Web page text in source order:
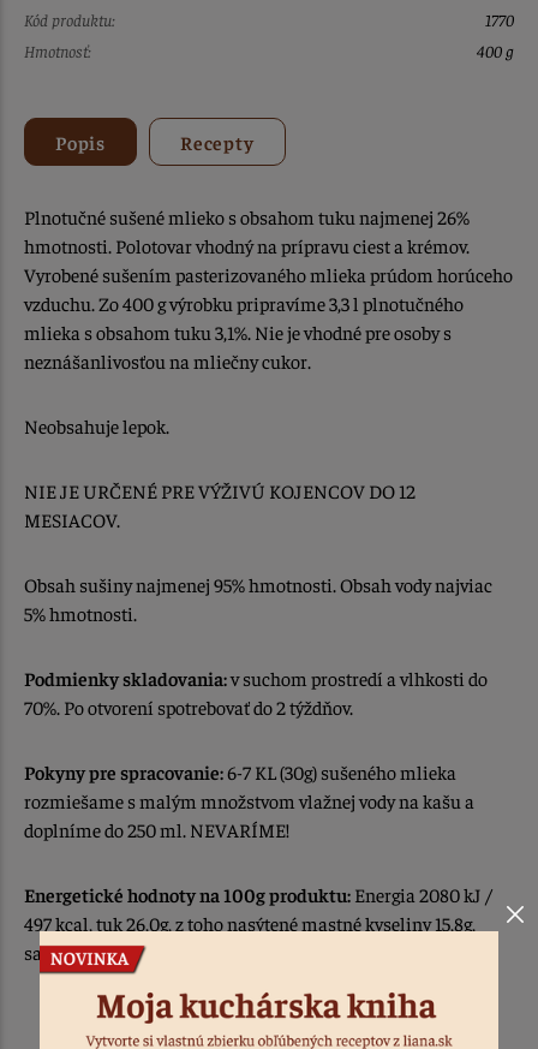
Kód produktu:
1770
Hmotnosť:
400 g
Popis Recepty
Plnotučné sušené mlieko s obsahom tuku najmenej 26%
hmotnosti. Polotovar vhodný na prípravu ciest a krémov.
Vyrobené sušením pasterizovaného mlieka prúdom horúceho
vzduchu. Zo 400 g výrobku pripravíme 3,3 l plnotučného
mlieka s obsahom tuku 3,1%. Nie je vhodné pre osoby s
neznášanlivosťou na mliečny cukor.
Neobsahuje lepok.
NIE JE URČENÉ PRE VÝŽIVÚ KOJENCOV DO 12
MESIACOV.
Obsah sušiny najmenej 95% hmotnosti. Obsah vody najviac
5% hmotnosti.
Podmienky skladovania:v suchom prostredí a vlhkosti do
70%. Po otvorení spotrebovať do 2 týždňov.
Pokyny pre spracovanie:6-7 KL (30g) sušeného mlieka
rozmiešame s malým množstvom vlažnej vody na kašu a
doplníme do 250 ml. NEVARÍME!
Energetické hodnoty na 100g produktu: Energia 2080 kJ /
497 kcal, tuk 26,0g, z toho nasýtené mastné kyseliny 15,8g,
sacharidy 37,0g, z toho cukry 35,5g, Bielkoviny 26.0g, soľ 0,9g